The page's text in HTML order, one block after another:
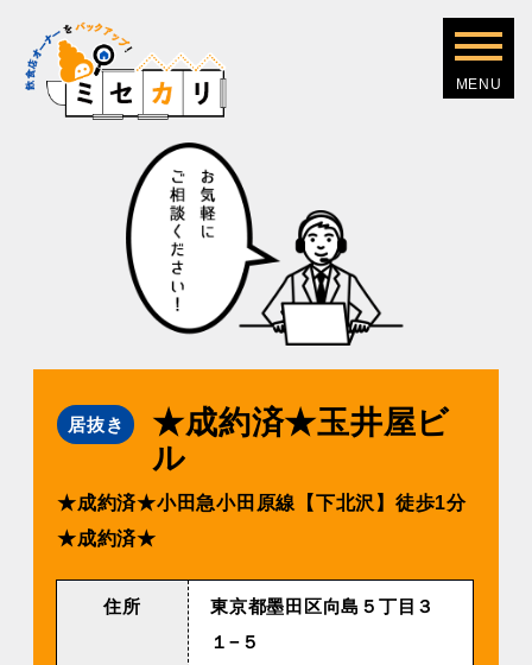
居抜き
★成約済★⽟井屋ビ
ル
★成約済★⼩⽥急⼩⽥原線【下北沢】徒歩1分
★成約済★
住所
東京都墨田区向島５丁目３
１−５